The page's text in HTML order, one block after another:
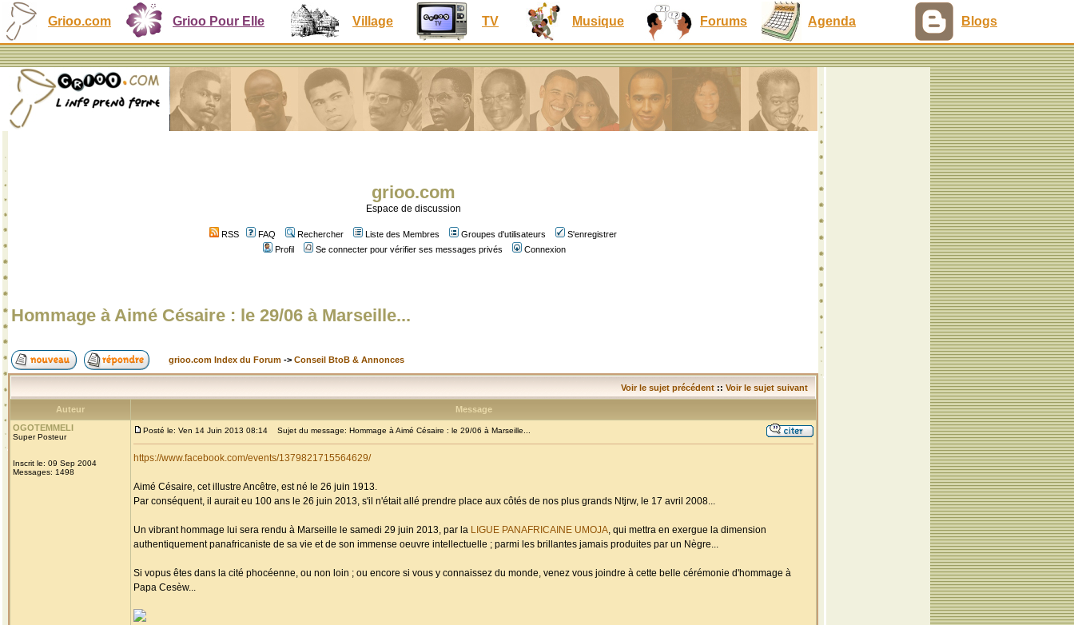
Grioo.com Grioo Pour Elle Village TV Musique Forums Agenda Blogs
grioo.com
Espace de discussion
RSS FAQ Rechercher Liste des Membres Groupes d'utilisateurs
S'enregistrer
Profil
Se connecter pour vérifier ses messages privés Connexion
Hommage à Aimé Césaire : le 29/06 à Marseille...
grioo.com Index du Forum -> Conseil BtoB & Annonces
Voir le sujet précédent :: Voir le sujet suivant
Auteur
Message
OGOTEMMELI
Super Posteur
Inscrit le: 09 Sep 2004
Messages: 1498
Posté le: Ven 14 Juin 2013 08:14 Sujet du message: Hommage à Aimé Césaire : le 29/06 à Marseille...
https://www.facebook.com/events/1379821715564629/
Aimé Césaire, cet illustre Ancêtre, est né le 26 juin 1913.
Par conséquent, il aurait eu 100 ans le 26 juin 2013, s'il n'était allé prendre place aux côtés de nos plus grands Ntjrw, le 17 avril 2008...
Un vibrant hommage lui sera rendu à Marseille le samedi 29 juin 2013, par la LIGUE PANAFRICAINE UMOJA, qui mettra en exergue la dimension
authentiquement panafricaniste de sa vie et de son immense oeuvre intellectuelle ; parmi les brillantes jamais produites par un Nègre...
Si vopus êtes dans la cité phocéenne, ou non loin ; ou encore si vous y connaissez du monde, venez vous joindre à cette belle cérémonie d'hommage à
Papa Cesèw...